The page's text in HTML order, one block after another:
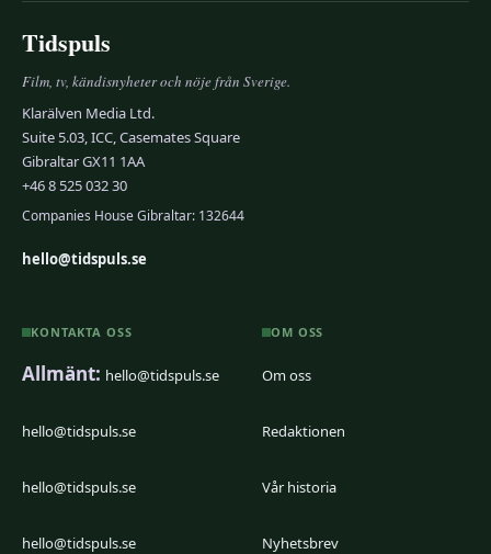
Tidspuls
Film, tv, kändisnyheter och nöje från Sverige.
Klarälven Media Ltd.
Suite 5.03, ICC, Casemates Square
Gibraltar GX11 1AA
+46 8 525 032 30
Companies House Gibraltar: 132644
hello@tidspuls.se
KONTAKTA OSS
Allmänt: hello@tidspuls.se
hello@tidspuls.se
hello@tidspuls.se
hello@tidspuls.se
OM OSS
Om oss
Redaktionen
Vår historia
Nyhetsbrev